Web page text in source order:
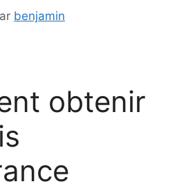
benjamin
obtenir